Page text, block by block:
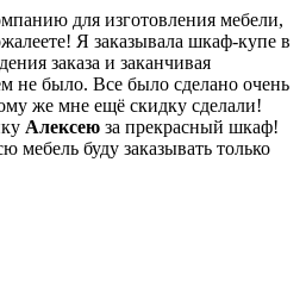
для изготовления мебели,
Я заказывала шкаф-купе в
заказа и заканчивая
не было. Все было сделано очень
же мне ещё скидку сделали!
Алексею за прекрасный шкаф!
мебель буду заказывать только